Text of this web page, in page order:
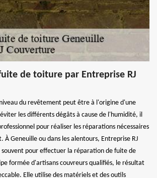
de toiture par Entreprise RJ
du revêtement peut être à l'origine d'une
les différents dégâts à cause de l'humidité, il
pour réaliser les réparations nécessaires
À Geneuille ou dans les alentours, Entreprise RJ
pour effectuer la réparation de fuite de
formée d'artisans couvreurs qualifiés, le résultat
Elle utilise des matériels et des outils